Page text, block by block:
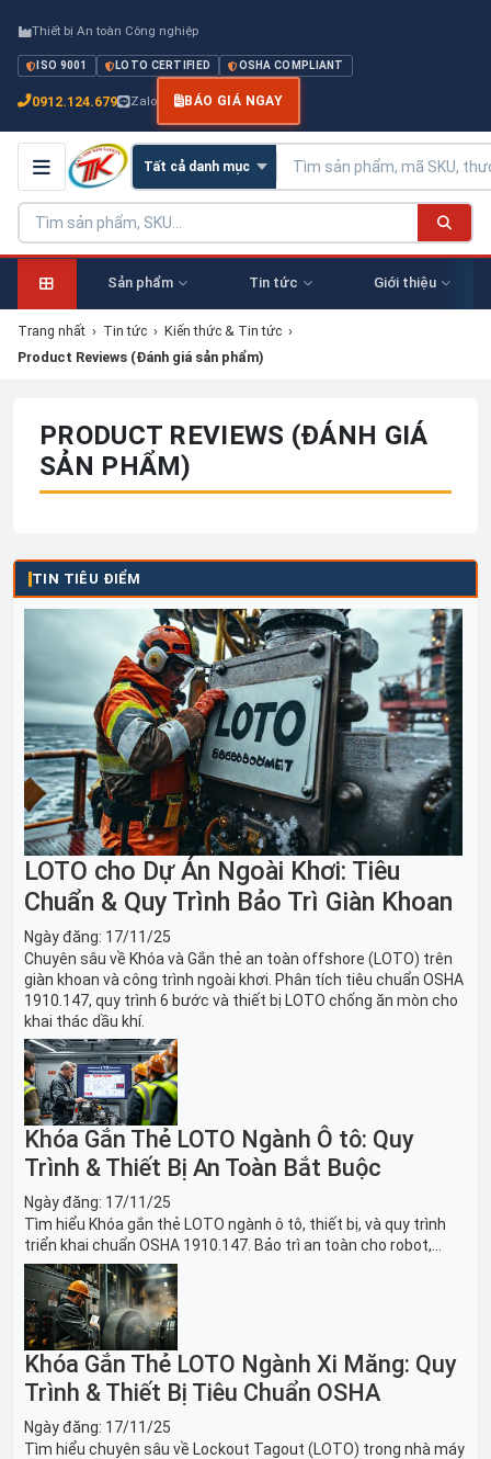
Thiết bị An toàn Công nghiệp
ISO 9001 LOTO CERTIFIED OSHA COMPLIANT
0912.124.679 Zalo BÁO GIÁ NGAY
Sản phẩm Tin tức Giới thiệu
Trang nhất › Tin tức › Kiến thức & Tin tức ›
Product Reviews (Đánh giá sản phẩm)
PRODUCT REVIEWS (ĐÁNH GIÁ
SẢN PHẨM)
TIN TIÊU ĐIỂM
LOTO cho Dự Án Ngoài Khơi: Tiêu
Chuẩn & Quy Trình Bảo Trì Giàn Khoan
Ngày đăng: 17/11/25
Chuyên sâu về Khóa và Gắn thẻ an toàn offshore (LOTO) trên
giàn khoan và công trình ngoài khơi. Phân tích tiêu chuẩn OSHA
1910.147, quy trình 6 bước và thiết bị LOTO chống ăn mòn cho
khai thác dầu khí.
Khóa Gắn Thẻ LOTO Ngành Ô tô: Quy
Trình & Thiết Bị An Toàn Bắt Buộc
Ngày đăng: 17/11/25
Tìm hiểu Khóa gắn thẻ LOTO ngành ô tô, thiết bị, và quy trình
triển khai chuẩn OSHA 1910.147. Bảo trì an toàn cho robot,
băng tải sản xuất ô tô và dây chuyền lắp ráp xe hơi.
Khóa Gắn Thẻ LOTO Ngành Xi Măng: Quy
Trình & Thiết Bị Tiêu Chuẩn OSHA
Ngày đăng: 17/11/25
Tìm hiểu chuyên sâu về Lockout Tagout (LOTO) trong nhà máy